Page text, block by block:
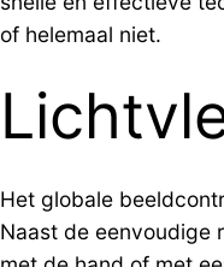
of helemaal niet.
Het globale
Naast de eenvoudige